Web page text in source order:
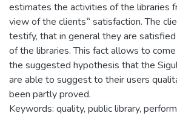
estimates the activities of the libraries
view of the clients‟ satisfaction. The
testify, that in general they are
of the libraries. This fact allows to
the suggested hypothesis that the
are able to suggest to their users
been partly proved.
Keywords: quality, public library,